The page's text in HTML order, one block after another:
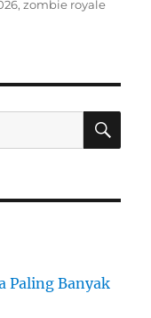
,zombie royale
Paling Banyak